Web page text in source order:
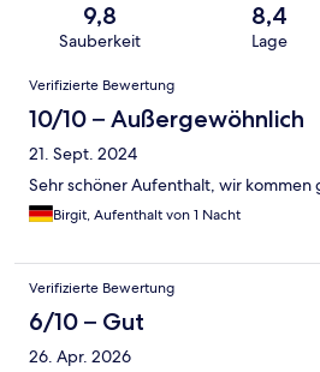
9,8
Sauberkeit
8,4
Lage
Bewertungen
Verifizierte Bewertung
10/10 – Außergewöhnlich
21. Sept. 2024
Sehr schöner Aufenthalt, wir kommen
Birgit, Aufenthalt von 1 Nacht
Verifizierte Bewertung
6/10 – Gut
26. Apr. 2026